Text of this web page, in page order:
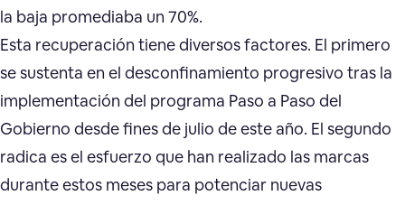
la baja promediaba un 70%.
Esta recuperación tiene diversos factores. El primero
se sustenta en el desconfinamiento progresivo tras la
implementación del programa Paso a Paso del
Gobierno desde fines de julio de este año. El segundo
radica es el esfuerzo que han realizado las marcas
durante estos meses para potenciar nuevas